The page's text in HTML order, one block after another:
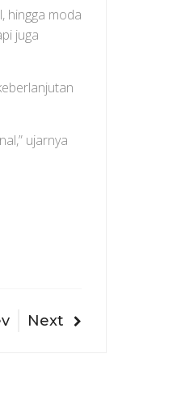
hingga moda
juga
ujarnya
Next